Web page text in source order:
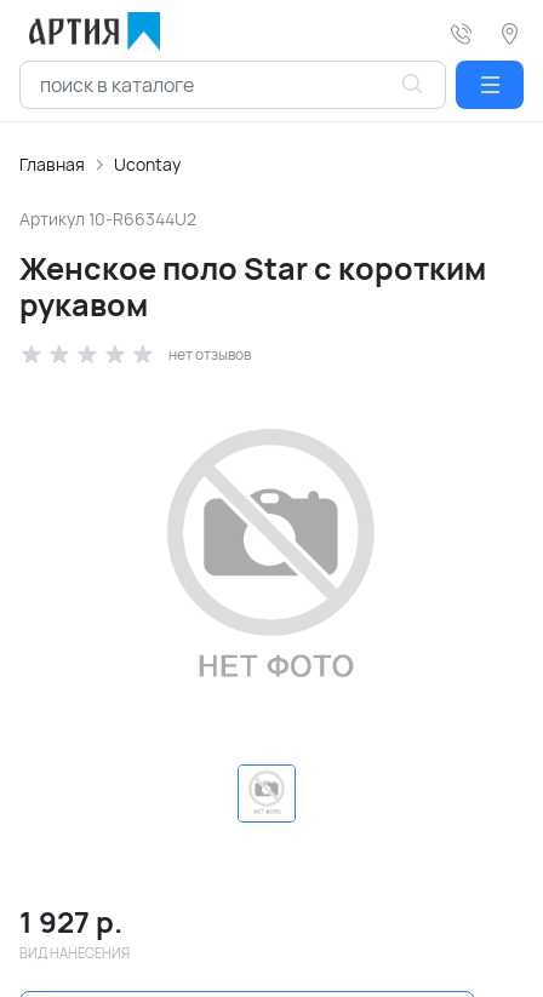
Главная Ucontay
Артикул 10-R66344U2
Женское поло Star с коротким
рукавом
нет отзывов
1 927 р.
ВИД НАНЕСЕНИЯ